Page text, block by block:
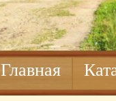
Главная